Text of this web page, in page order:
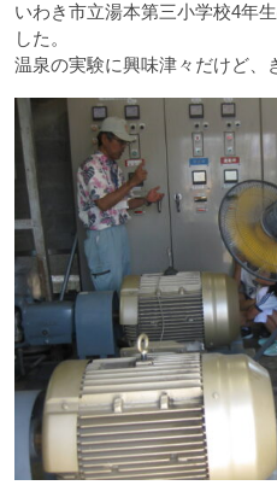
いわき市立湯本第三小学校4年
した。
温泉の実験に興味津々だけど、